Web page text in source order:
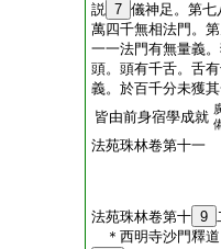
説 7 儀神足。第七
萬四千無相法門。
一一法門有無量義
頭。頭有千舌。舌
義。於百千分未獲
皆由前身宿學成就
法苑珠林卷第十一
法苑珠林卷第十 9
＊西明寺沙門釋